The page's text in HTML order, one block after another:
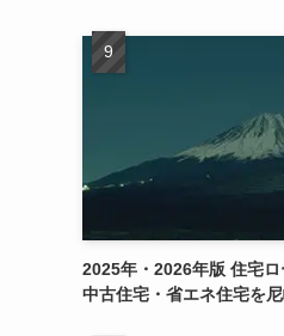
2025年・2026年版 住宅ロ
中古住宅・省エネ住宅を